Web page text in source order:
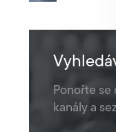
Ponořte se
kanály a